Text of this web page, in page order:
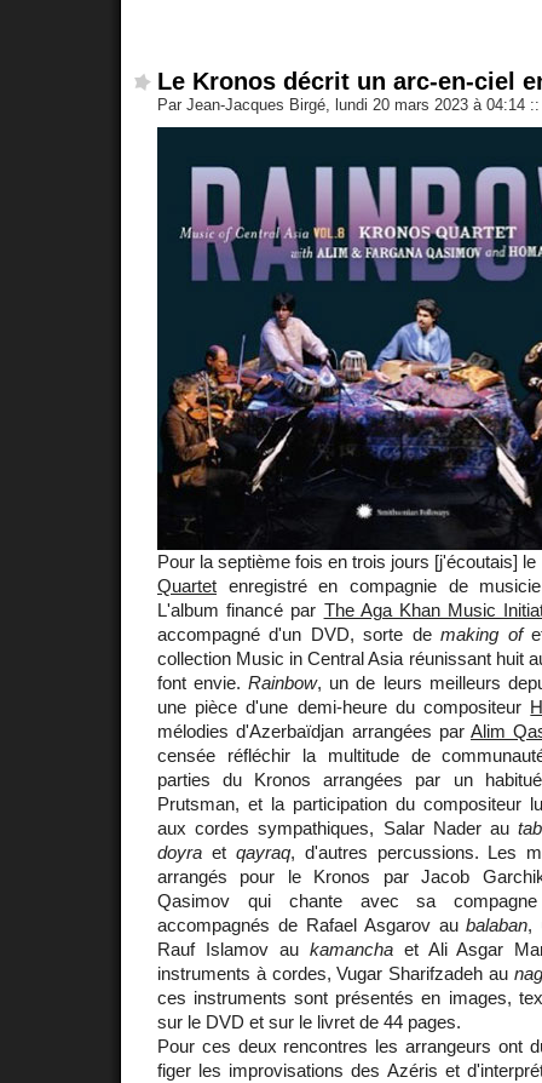
Le Kronos décrit un arc-en-ciel
Par Jean-Jacques Birgé, lundi 20 mars 2023 à 04:14 ::
Pour la septième fois en trois jours [j'écoutais]
Quartet enregistré en compagnie de
L'album financé par The Aga Khan Music
accompagné d'un DVD, sorte demaking of
collection Music in Central Asia réunissant huit
font envie.Rainbow, un de leurs meilleurs
une pièce d'une demi-heure du compositeur
mélodies d'Azerbaïdjan arrangées par Alim
censée réfléchir la multitude de
parties du Kronos arrangées par un
Prutsman, et la participation du compositeur
aux cordes sympathiques, Salar Nader au
doyra et qayraq, d'autres percussions. Les
arrangés pour le Kronos par Jacob
Qasimov qui chante avec sa compagne
accompagnés de Rafael Asgarov aubalaban,
Rauf Islamov au kamanchaet Ali Asgar
instruments à cordes, Vugar Sharifzadeh au
ces instruments sont présentés en images,
sur le DVD et sur le livret de 44 pages.
Pour ces deux rencontres les arrangeurs ont
figer les improvisations des Azéris et